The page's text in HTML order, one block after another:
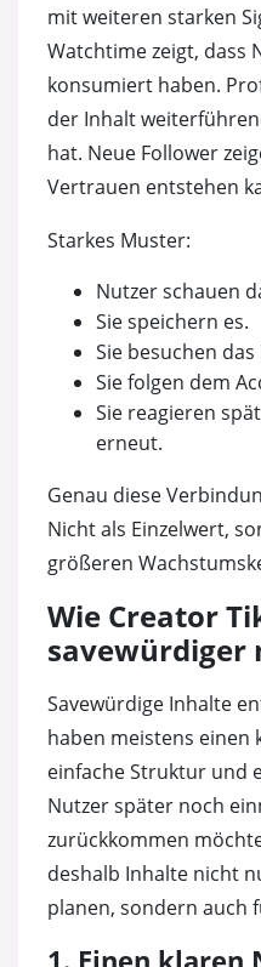
mit weiteren starken
Watchtime zeigt, dass
konsumiert haben.
der Inhalt
hat. Neue Follower
Vertrauen entstehen
Starkes Muster:
Nutzer schauen
Sie speichern es.
Sie besuchen das
Sie folgen dem
Sie reagieren
erneut.
Genau diese
Nicht als Einzelwert,
größeren
Wie Creator
savewürdiger
Savewürdige Inhalte
haben meistens einen
einfache Struktur und
Nutzer später noch
zurückkommen
deshalb Inhalte nicht
planen, sondern auch
1. Einen klaren